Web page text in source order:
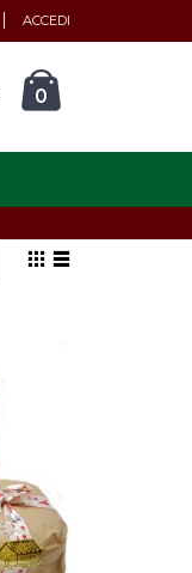
ACCEDI
0